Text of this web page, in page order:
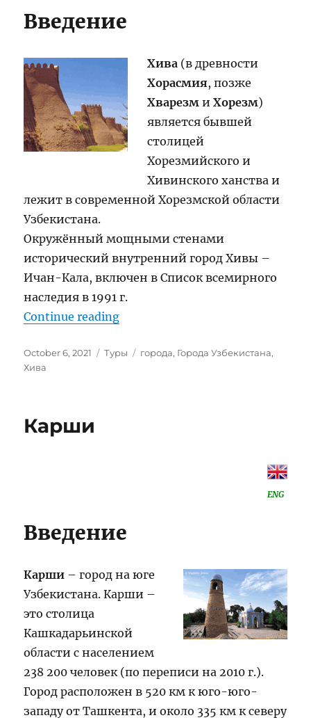
Введение
Хива (в древности
Хорасмия, позже
Хварезм иХорезм)
является бывшей
столицей
Хорезмийского и
Хивинского ханства и
лежит в современной Хорезмской области
Узбекистана.
Окружённый мощными стенами
исторический внутренний город Хивы –
Ичан-Кала, включен в Список всемирного
наследия в 1991 г.
Continue reading“Хива”
Posted
on
October 6, 2021 Categories
Туры Tags
города, Города Узбекистана,
Хива
Карши
ENG
Введение
Карши – город на юге
Узбекистана. Карши –
это столица
Кашкадарьинской
области с населением
238 200 человек (по переписи на 2010 г.).
Город расположен в 520 км к юго-юго-
западу от Ташкента, и около 335 км к северу